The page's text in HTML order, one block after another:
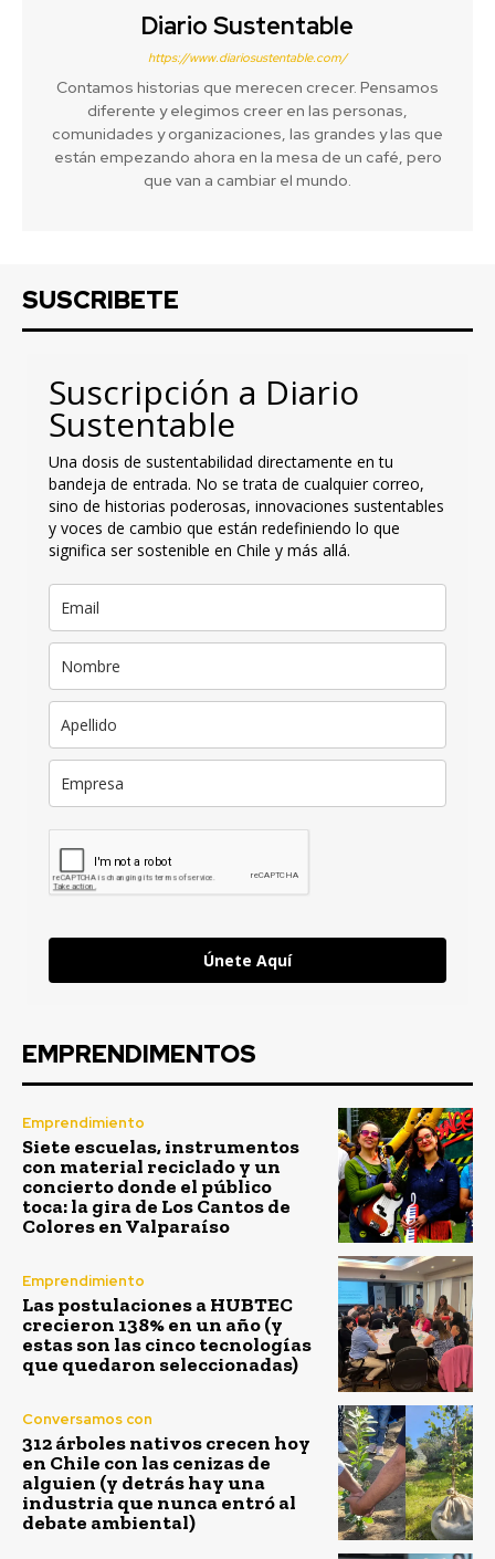
Diario Sustentable
https://www.diariosustentable.com/
Contamos historias que merecen crecer. Pensamos
diferente y elegimos creer en las personas,
comunidades y organizaciones, las grandes y las que
están empezando ahora en la mesa de un café, pero
que van a cambiar el mundo.
SUSCRIBETE
Suscripción a Diario
Sustentable
Una dosis de sustentabilidad directamente en tu
bandeja de entrada. No se trata de cualquier correo,
sino de historias poderosas, innovaciones sustentables
y voces de cambio que están redefiniendo lo que
significa ser sostenible en Chile y más allá.
Únete Aquí
EMPRENDIMENTOS
Emprendimiento
Siete escuelas, instrumentos
con material reciclado y un
concierto donde el público
toca: la gira de Los Cantos de
Colores en Valparaíso
Emprendimiento
Las postulaciones a HUBTEC
crecieron 138% en un año (y
estas son las cinco tecnologías
que quedaron seleccionadas)
Conversamos con
312 árboles nativos crecen hoy
en Chile con las cenizas de
alguien (y detrás hay una
industria que nunca entró al
debate ambiental)